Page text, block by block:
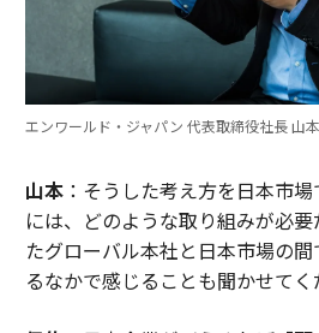
エンワールド・ジャパン 代表取締役社長 山
山本：そうした考え方を日本市
には、どのような取り組みが必
たグローバル本社と日本市場の
るなかで感じることも聞かせてく